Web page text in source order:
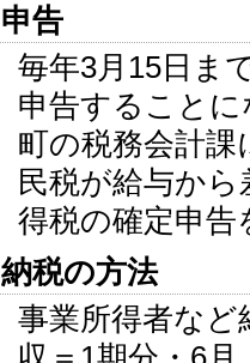
申告
毎年3月15日ま
申告すること
町の税務会計
民税が給与か
得税の確定申
納税の方法
事業所得者など